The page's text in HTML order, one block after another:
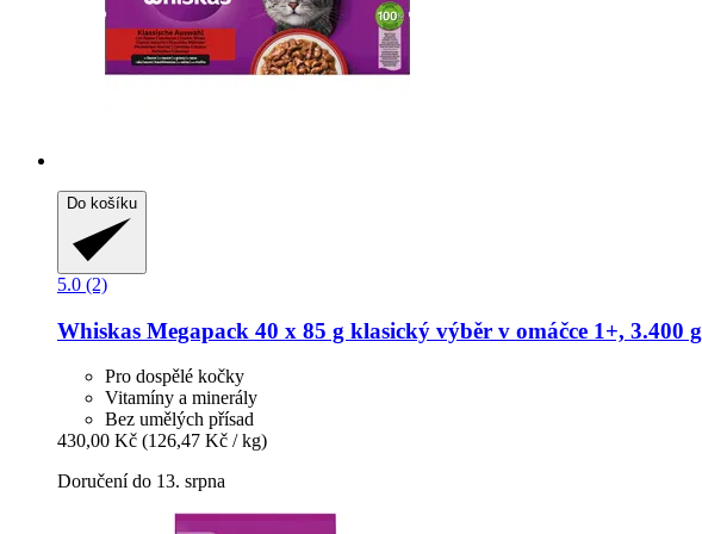
Do košíku
5.0 (2)
Whiskas Megapack 40 x 85 g klasický výběr v omáčce 1+, 3.400 g
Pro dospělé kočky
Vitamíny a minerály
Bez umělých přísad
430,00 Kč (126,47 Kč / kg)
Doručení do 13. srpna